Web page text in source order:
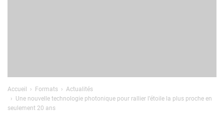
Accueil Formats
Actualités
Une nouvelle technologie photonique pour rallier l’étoile la plus proche en
seulement 20 ans